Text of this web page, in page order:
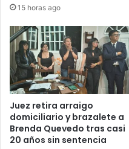
15 horas ago
Juez retira arraigo
domiciliario y brazalete a
Brenda Quevedo tras casi
20 años sin sentencia